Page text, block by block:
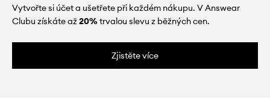
Vytvořte si účet a ušetřete při každém nákupu. V Answear
Clubu získáte až20%trvalou slevu z běžných cen.
Zjistěte více